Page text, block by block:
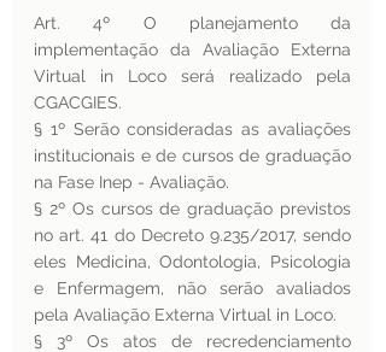
Art. 4º O planejamento da
implementação da Avaliação Externa
Virtual in Loco será realizado pela
CGACGIES.
§ 1º Serão consideradas as avaliações
institucionais e de cursos de graduação
na Fase Inep - Avaliação.
§ 2º Os cursos de graduação previstos
no art. 41 do Decreto 9.235/2017, sendo
eles Medicina, Odontologia, Psicologia
e Enfermagem, não serão avaliados
pela Avaliação Externa Virtual in Loco.
§ 3º Os atos de recredenciamento